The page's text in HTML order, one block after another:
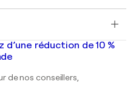
réduction de 10 %
de nos conseillers,